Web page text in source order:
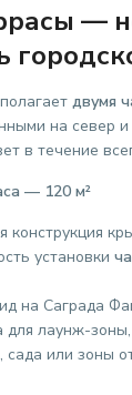
—
двумя
на север
в течение
— 120 м²
конструкция
установки
на Саграда
для лаунж-
сада или зоны